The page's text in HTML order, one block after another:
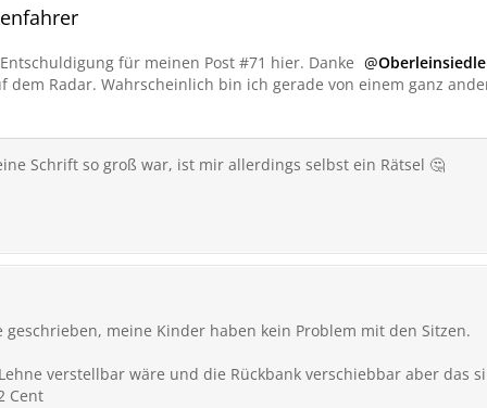
für meinen Post #71 hier. Danke
dem Radar. Wahrscheinlich bin ich gerade von einem ganz
Schrift so groß war, ist mir allerdings selbst ein Rätsel 🤔
geschrieben, meine Kinder haben kein Problem mit den Sitzen.
verstellbar wäre und die Rückbank verschiebbar aber das
Cent